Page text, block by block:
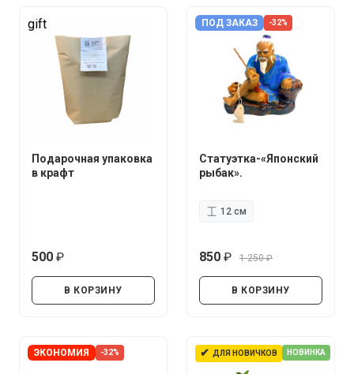
gift
Подарочная упаковка
в крафт
500
В КОРЗИНУ
ПОД ЗАКАЗ -32%
Статуэтка-«Японский
рыбак».
12 см
850
1 250
В КОРЗИНУ
ЭКОНОМИЯ -32% ✔ ДЛЯ НОВИЧКОВ НОВИНКА